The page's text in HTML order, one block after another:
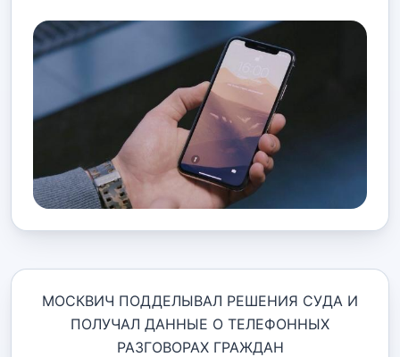
МОСКВИЧ ПОДДЕЛЫВАЛ РЕШЕНИЯ СУДА И
ПОЛУЧАЛ ДАННЫЕ О ТЕЛЕФОННЫХ
РАЗГОВОРАХ ГРАЖДАН